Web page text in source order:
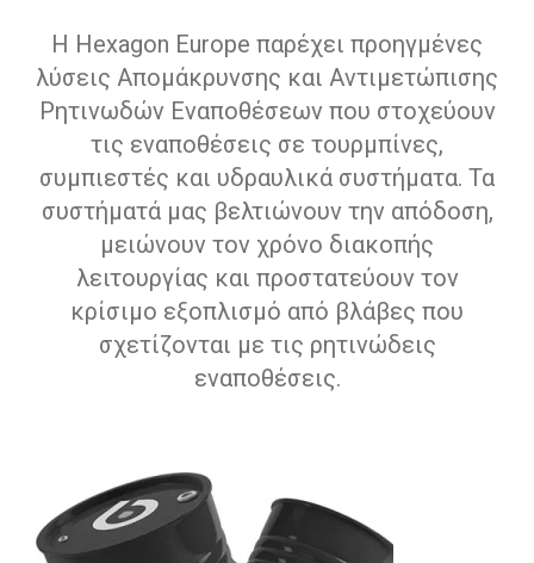
Η Hexagon Europe παρέχει προηγμένες
λύσεις Απομάκρυνσης και Αντιμετώπισης
Ρητινωδών Εναποθέσεων που στοχεύουν
τις εναποθέσεις σε τουρμπίνες,
συμπιεστές και υδραυλικά συστήματα. Τα
συστήματά μας βελτιώνουν την απόδοση,
μειώνουν τον χρόνο διακοπής
λειτουργίας και προστατεύουν τον
κρίσιμο εξοπλισμό από βλάβες που
σχετίζονται με τις ρητινώδεις
εναποθέσεις.